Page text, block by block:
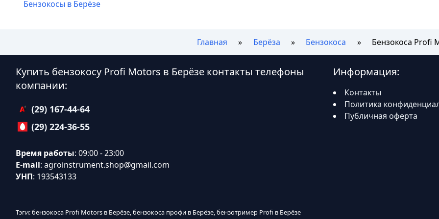
Бензокосы в Берёзе
Главная Берёза Бензокоса Бензокоса Profi
Купить бензокосу Profi Motors в Берёзе контакты телефоны
компании:
(29) 167-44-64
(29) 224-36-55
Время работы: 09:00 - 23:00
E-mail: agroinstrument.shop@gmail.com
УНП: 193543133
Информация:
Контакты
Политика
Публичная оферта
Тэги: бензокоса Profi Motors в Берёзе, бензокоса профи в Берёзе, бензотример Profi в Берёзе